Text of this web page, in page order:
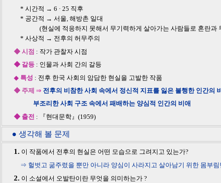
* 시간적 → 6 · 25 직후
* 공간적 → 서울, 해방촌 일대
(현실에 적응하지 못해서 무기력하게 살아가는 사람들로 혼란과
* 사상적 → 전후의 허무주의
◆ 시점 : 작가 관찰자 시점
◆ 갈등: 인물과 사회 간의 갈등
◆특성 : 전후 한국 사회의 암담한 현실을 고발한 작품
◆ 주제 ⇒ 전후의 비참한 사회 속에서 정신적 지표를 잃은 불행한 인간의
부조리한 사회 구조 속에서 패배하는 양심적 인간의 비애
◆ 출전 : 『현대문학』(1959)
● 생각해 볼 문제
1. 이 작품에서 전후의 현실은 어떤 모습으로 그려지고 있는가?
⇒ 헐벗고 굶주렸을 뿐만 아니라 양심이 사라지고 살아남기 위한 몸부
2. 이 소설에서 오발탄이란 무엇을 의미하는가 ?